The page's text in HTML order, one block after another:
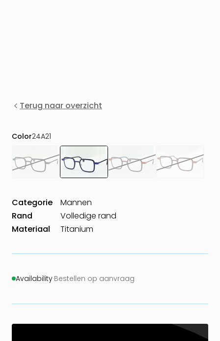
Terug naar overzicht
Color24A21
Categorie
Mannen
Rand
Volledige rand
Materiaal
Titanium
Availability·Bestellen op aanvraag